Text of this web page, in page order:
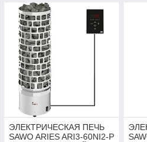
ЭЛЕКТРИЧЕСКАЯ ПЕЧЬ
SAWO ARIES ARI3-60NI2-P